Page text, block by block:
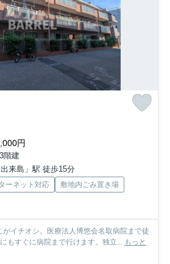
円
階建
来島」駅 徒歩15分
ーネット対応
敷地内ごみ置き場
がイチオシ。医療法人博悠会名取病院まで徒
もすぐに病院まで行けます。独立... もっと